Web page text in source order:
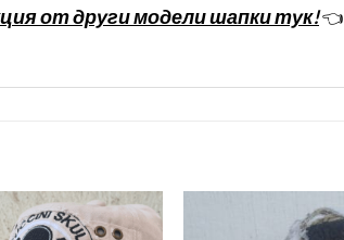
от други модели шапки тук!👈